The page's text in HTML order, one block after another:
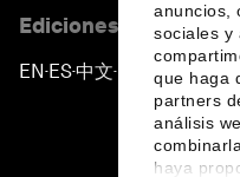
anuncios,
sociales y
que haga
partners
análisis
haya
Ediciones en otros
EN ▪ES▪中文▪ 日本語